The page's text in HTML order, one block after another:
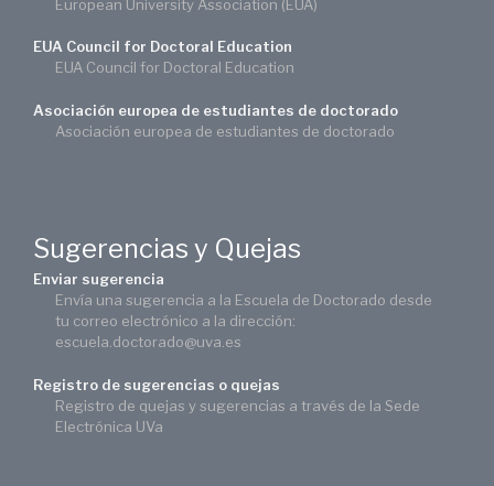
European University Association (EUA)
EUA Council for Doctoral Education
EUA Council for Doctoral Education
Asociación europea de estudiantes de doctorado
Asociación europea de estudiantes de doctorado
Sugerencias y Quejas
Enviar sugerencia
Envía una sugerencia a la Escuela de Doctorado desde
tu correo electrónico a la dirección:
escuela.doctorado@uva.es
Registro de sugerencias o quejas
Registro de quejas y sugerencias a través de la Sede
Electrónica UVa